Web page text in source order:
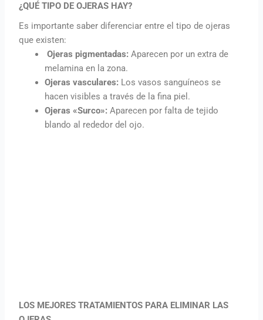
¿QUÉ TIPO DE OJERAS HAY?
Es importante saber diferenciar entre el tipo de ojeras
que existen:
Ojeras pigmentadas: Aparecen por un extra de
melamina en la zona.
Ojeras vasculares: Los vasos sanguíneos se
hacen visibles a través de la fina piel.
Ojeras «Surco»: Aparecen por falta de tejido
blando al rededor del ojo.
LOS MEJORES TRATAMIENTOS PARA ELIMINAR LAS